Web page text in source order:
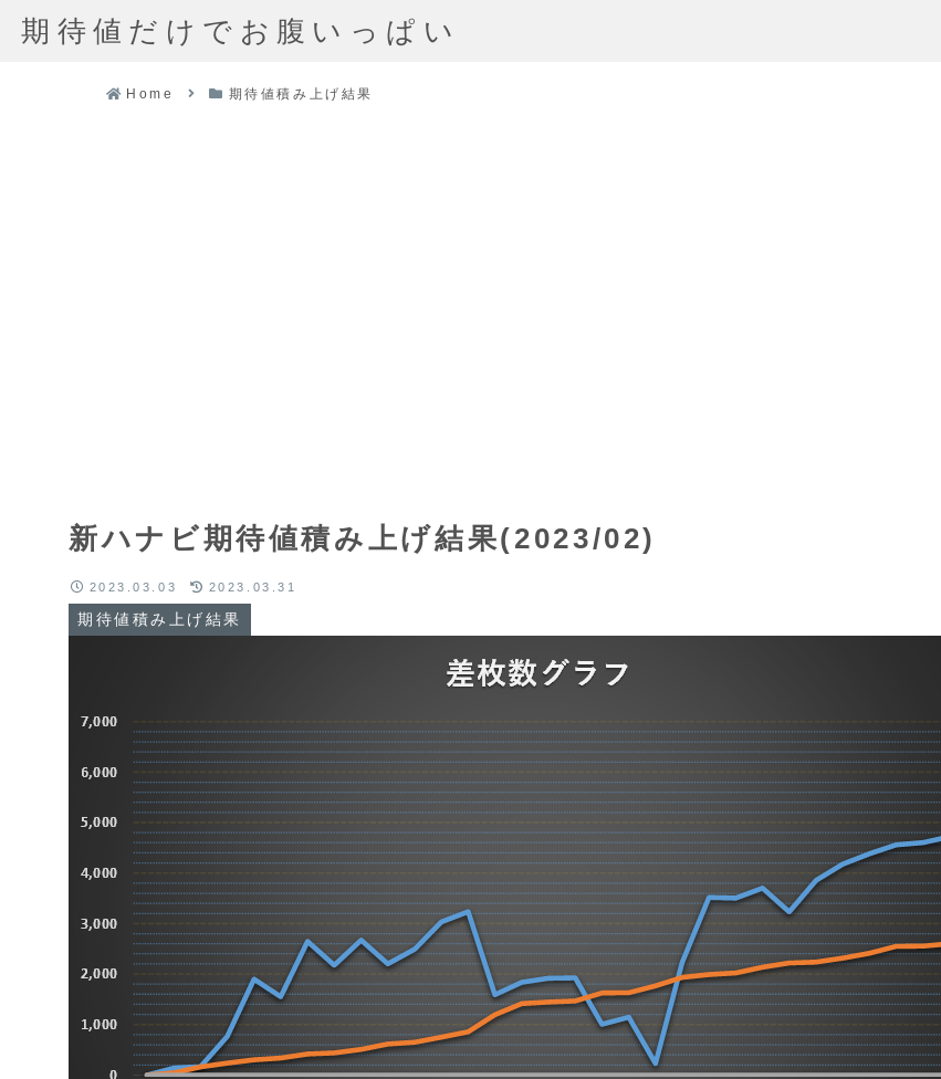
期待値だけでお腹いっぱい
Home 期待値積み上げ結果
新ハナビ期待値積み上げ結果(2023/02)
期待値積み上げ結果
2023.03.03 2023.03.31